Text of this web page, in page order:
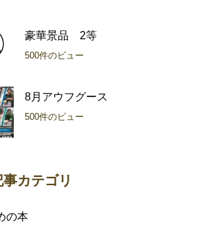
豪華景品 2等
500件のビュー
8月アウフグース
500件のビュー
事カテゴリ
の本